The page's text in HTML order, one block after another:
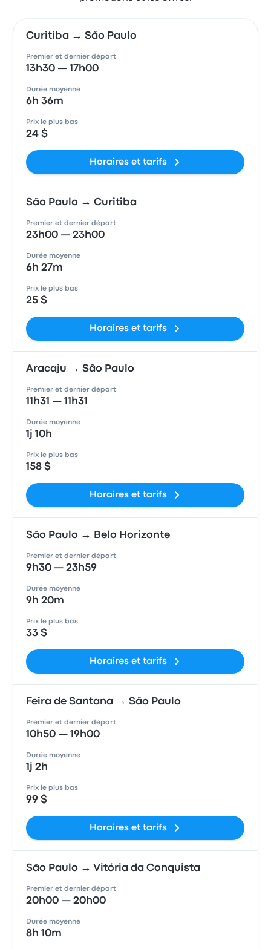
Curitiba → São Paulo
Premier et dernier départ
13h30 — 17h00
Durée moyenne
6h 36m
Prix le plus bas
24 $
Horaires et tarifs
São Paulo → Curitiba
Premier et dernier départ
23h00 — 23h00
Durée moyenne
6h 27m
Prix le plus bas
25 $
Horaires et tarifs
Aracaju → São Paulo
Premier et dernier départ
11h31 — 11h31
Durée moyenne
1j 10h
Prix le plus bas
158 $
Horaires et tarifs
São Paulo → Belo Horizonte
Premier et dernier départ
9h30 — 23h59
Durée moyenne
9h 20m
Prix le plus bas
33 $
Horaires et tarifs
Feira de Santana → São Paulo
Premier et dernier départ
10h50 — 19h00
Durée moyenne
1j 2h
Prix le plus bas
99 $
Horaires et tarifs
São Paulo → Vitória da Conquista
Premier et dernier départ
20h00 — 20h00
Durée moyenne
8h 10m